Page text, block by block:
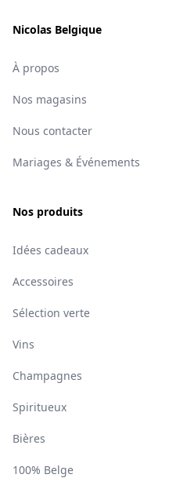
Nicolas Belgique
À propos
Nos magasins
Nous contacter
Mariages & Événements
Nos produits
Idées cadeaux
Accessoires
Sélection verte
Vins
Champagnes
Spiritueux
Bières
100% Belge